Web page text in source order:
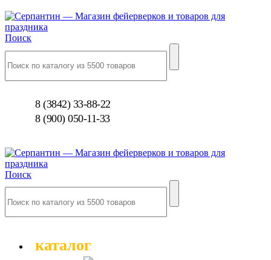
Поиск
8 (3842) 33-88-22
8 (900) 050-11-33
Поиск
каталог